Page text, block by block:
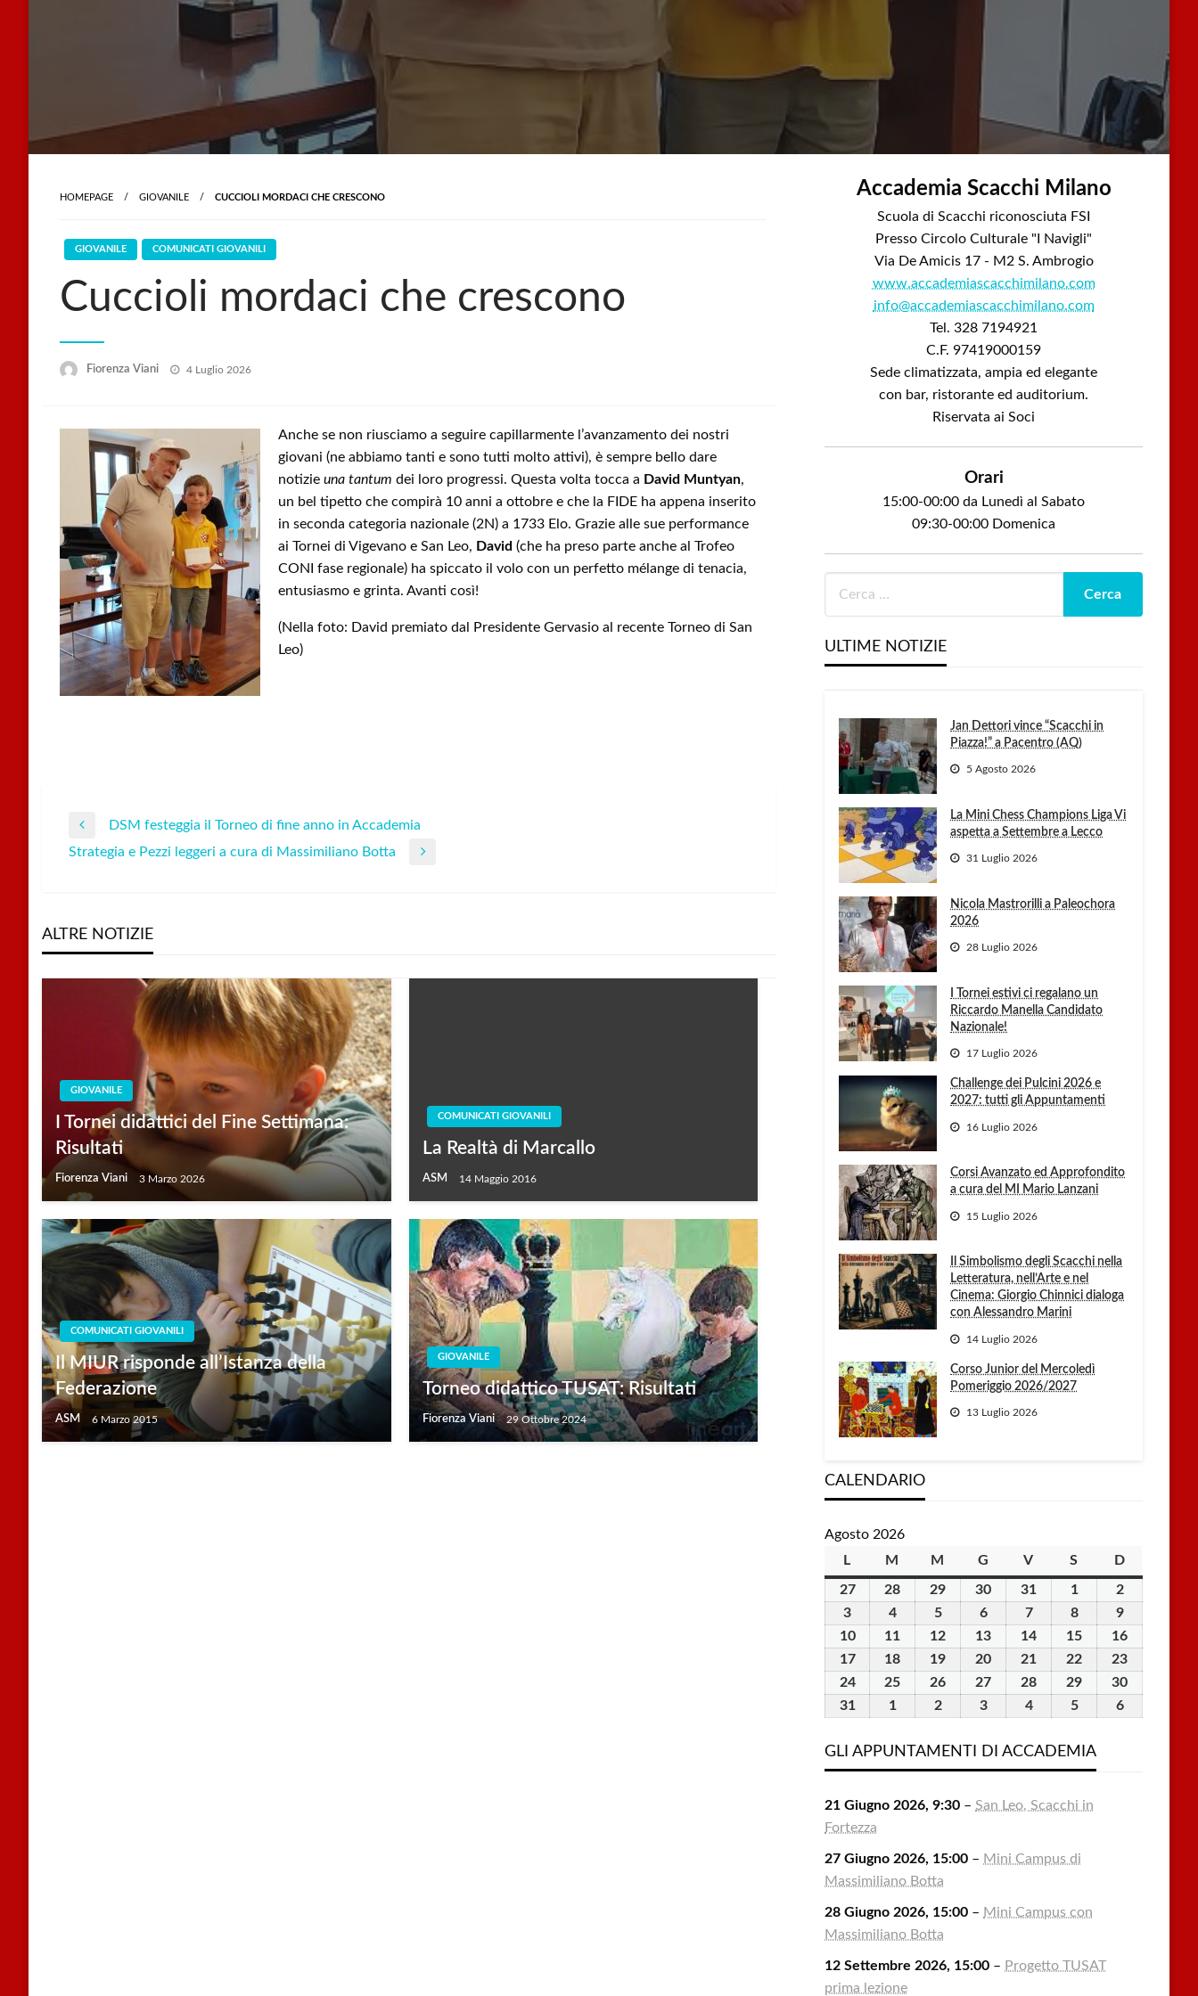
HOMEPAGE GIOVANILE CUCCIOLI MORDACI CHE CRESCONO
GIOVANILE COMUNICATI GIOVANILI
Cuccioli mordaci che crescono
Fiorenza Viani
Posted
4 Luglio 2026
Anche se non riusciamo a seguire capillarmente l’avanzamento dei nostri
giovani (ne abbiamo tanti e sono tutti molto attivi), è sempre bello dare
notizie una tantum dei loro progressi. Questa volta tocca a David Muntyan,
un bel tipetto che compirà 10 anni a ottobre e che la FIDE ha appena inserito
in seconda categoria nazionale (2N) a 1733 Elo. Grazie alle sue performance
ai Tornei di Vigevano e San Leo, David (che ha preso parte anche al Trofeo
CONI fase regionale) ha spiccato il volo con un perfetto mélange di tenacia,
entusiasmo e grinta. Avanti così!
(Nella foto: David premiato dal Presidente Gervasio al recente Torneo di San
Leo)
Navigazione
Previous
Post
DSM festeggia il Torneo di fine anno in Accademia
Next
Strategia e Pezzi leggeri a cura di Massimiliano Botta
ALTRE NOTIZIE
GIOVANILE
I Tornei didattici del Fine Settimana:
Risultati
Fiorenza Viani 3 Marzo 2026
COMUNICATI GIOVANILI
La Realtà di Marcallo
ASM 14 Maggio 2016
COMUNICATI GIOVANILI
Il MIUR risponde all’Istanza della
Federazione
ASM 6 Marzo 2015
GIOVANILE
Torneo didattico TUSAT: Risultati
Fiorenza Viani 29 Ottobre 2024
Accademia Scacchi Milano
Scuola di Scacchi riconosciuta FSI
Presso Circolo Culturale "I Navigli"
Via De Amicis 17 - M2 S. Ambrogio
www.accademiascacchimilano.com
info@accademiascacchimilano.com
Tel. 328 7194921
C.F. 97419000159
Sede climatizzata, ampia ed elegante
con bar, ristorante ed auditorium.
Riservata ai Soci
Orari
15:00-00:00 da Lunedì al Sabato
09:30-00:00 Domenica
ULTIME NOTIZIE
Jan Dettori vince “Scacchi in
Piazza!” a Pacentro (AQ)
5 Agosto 2026
La Mini Chess Champions Liga Vi
aspetta a Settembre a Lecco
31 Luglio 2026
Nicola Mastrorilli a Paleochora
2026
28 Luglio 2026
I Tornei estivi ci regalano un
Riccardo Manella Candidato
Nazionale!
17 Luglio 2026
Challenge dei Pulcini 2026 e
2027: tutti gli Appuntamenti
16 Luglio 2026
Corsi Avanzato ed Approfondito
a cura del MI Mario Lanzani
15 Luglio 2026
Il Simbolismo degli Scacchi nella
Letteratura, nell’Arte e nel
Cinema: Giorgio Chinnici dialoga
con Alessandro Marini
14 Luglio 2026
Corso Junior del Mercoledì
Pomeriggio 2026/2027
13 Luglio 2026
CALENDARIO
Agosto 2026
L lunedìM martedì
M mercoledì
G giovedì
V venerdì
S sabatoDdomenica
2727
Luglio
2026
28
Luglio
2026
29
Luglio
2026
30
Luglio
2026
31
Luglio
2026
11
Agosto
2026
22
Agosto
2026
3
Agosto
2026
44
Agosto
2026
55
Agosto
2026
66
Agosto
2026
77
Agosto
2026
88
Agosto
2026
99
Agosto
2026
1010
Agosto
2026
11
Agosto
2026
12
Agosto
2026
13
Agosto
2026
14
Agosto
2026
15
Agosto
2026
16
1717
Agosto
18
Agosto
19
Agosto
20
Agosto
21
Agosto
22
Agosto
23
2424
Agosto
25
Agosto
26
Agosto
27
Agosto
28
Agosto
29
Agosto
30
3131
2026
11
2026
22
2026
33
2026
44
2026
55
2026
66
GLI APPUNTAMENTI DI ACCADEMIA
21 Giugno 2026, 9:30 –San Leo, Scacchi in
Fortezza
27 Giugno 2026, 15:00 – Mini Campus di
Massimiliano Botta
28 Giugno 2026, 15:00 – Mini Campus con
Massimiliano Botta
12 Settembre 2026, 15:00 – Progetto TUSAT
prima lezione